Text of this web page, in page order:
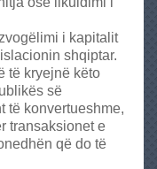
i kapitalit
shqiptar.
të kryejnë këto
së
të konvertueshme,
transaksionet e
që do të